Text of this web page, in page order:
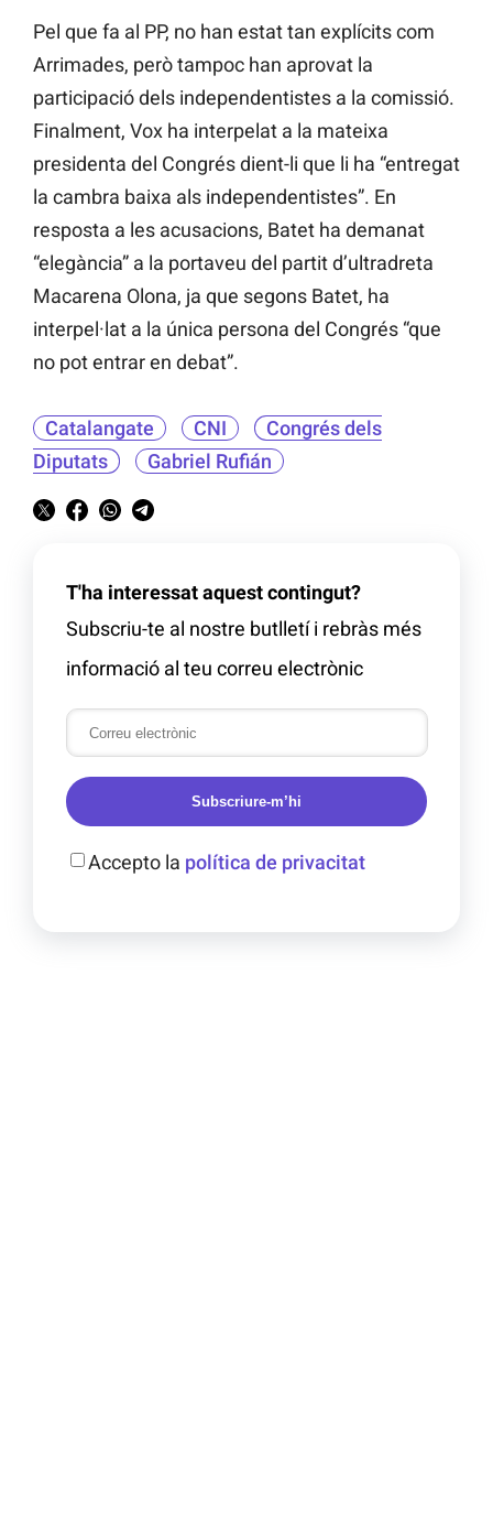
Pel que fa al PP, no han estat tan explícits com
Arrimades, però tampoc han aprovat la
participació dels independentistes a la comissió.
Finalment, Vox ha interpelat a la mateixa
presidenta del Congrés dient-li que li ha “entregat
la cambra baixa als independentistes”. En
resposta a les acusacions, Batet ha demanat
“elegància” a la portaveu del partit d’ultradreta
Macarena Olona, ja que segons Batet, ha
interpel·lat a la única persona del Congrés “que
no pot entrar en debat”.
Catalangate CNI
Congrés dels
Diputats
Gabriel Rufián
T'ha interessat aquest contingut?
Subscriu-te al nostre butlletí i rebràs més
informació al teu correu electrònic
Subscriure-m’hi
Accepto la política de privacitat